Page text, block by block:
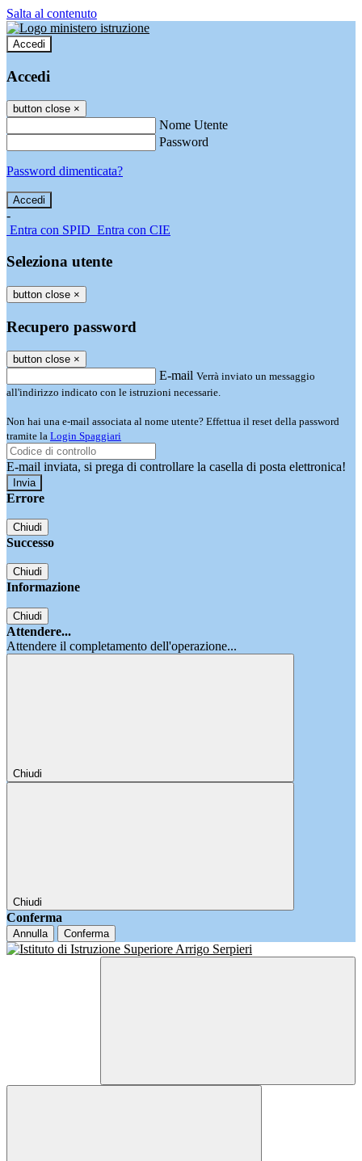
Salta al contenuto
Accedi
Accedi
button close ×
Nome Utente
Password
Password dimenticata?
-
Entra con SPID Entra con CIE
Seleziona utente
button close ×
Recupero password
button close ×
E-mail Verrà inviato un messaggio
all'indirizzo indicato con le istruzioni necessarie.
Non hai una e-mail associata al nome utente? Effettua il reset della password
tramite la Login Spaggiari
E-mail inviata, si prega di controllare la casella di posta elettronica!
Errore
Chiudi
Successo
Chiudi
Informazione
Chiudi
Attendere...
Attendere il completamento dell'operazione...
Chiudi
Chiudi
Conferma
Annulla Conferma